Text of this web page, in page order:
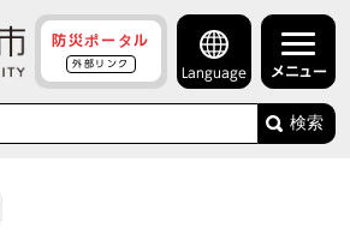
防災ポータル
外部リンク
Language メニュー
検索